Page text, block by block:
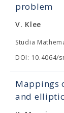
problem
V. Klee
Studia
DOI: 10.4064/
Mappings
and